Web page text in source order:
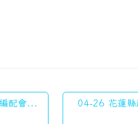
配會... 04-26 花蓮縣